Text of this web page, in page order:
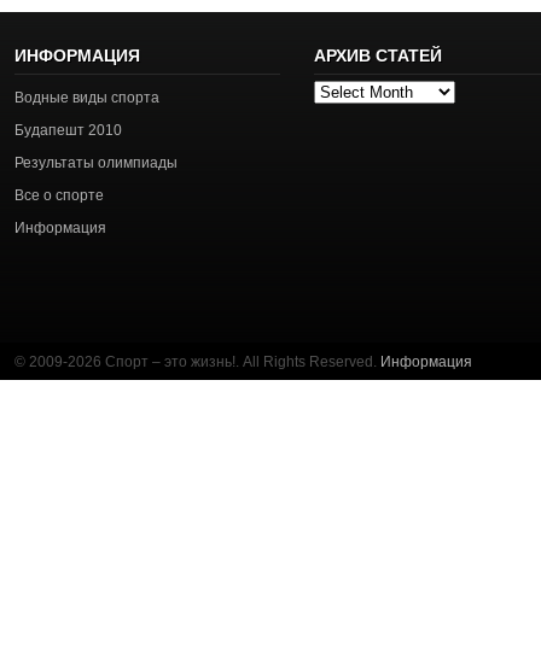
ИНФОРМАЦИЯ
Водные виды спорта
Будапешт 2010
Результаты олимпиады
Все о спорте
Информация
АРХИВ СТАТЕЙ
Архив
© 2009-2026 Спорт – это жизнь!. All Rights Reserved. Информация